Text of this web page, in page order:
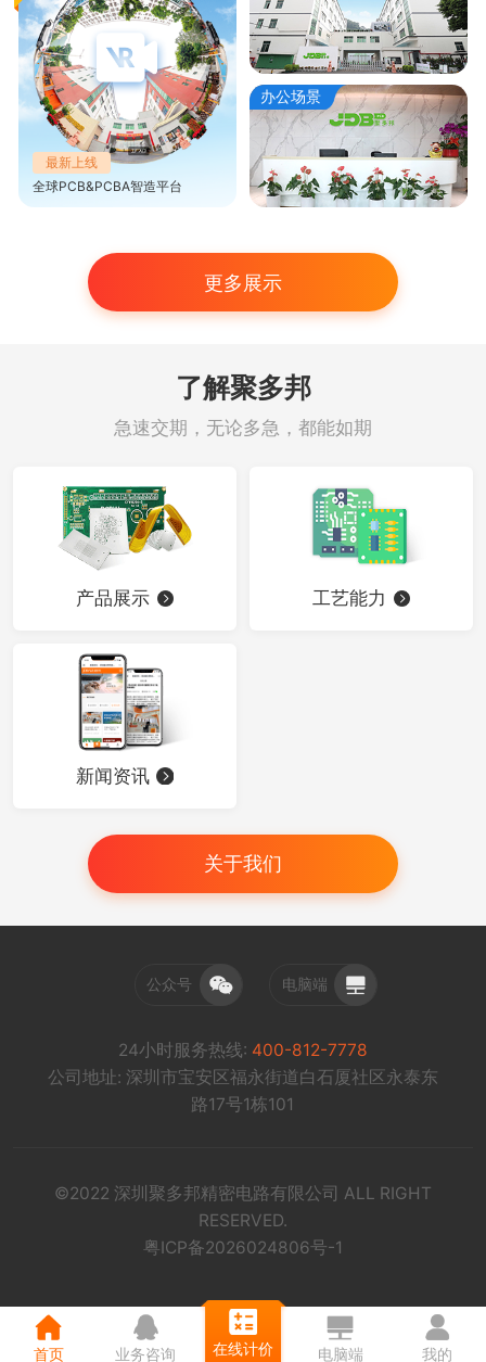
最新上线
全球PCB&PCBA智造平台
办公场景
更多展示
了解聚多邦
急速交期，无论多急，都能如期
产品展示 工艺能力
新闻资讯
关于我们
公众号 电脑端
24小时服务热线: 400-812-7778
公司地址: 深圳市宝安区福永街道白石厦社区永泰东
路17号1栋101
©2022 深圳聚多邦精密电路有限公司 ALL RIGHT
RESERVED.
粤ICP备2026024806号-1
首页 业务咨询 在线计价 电脑端 我的